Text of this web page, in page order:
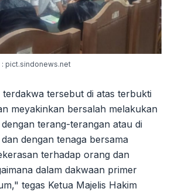
: pict.sindonews.net
tersebut di atas terbukti
meyakinkan bersalah melakukan
terang-terangan atau di
dengan tenaga bersama
terhadap orang dan
dalam dakwaan primer
tegas Ketua Majelis Hakim